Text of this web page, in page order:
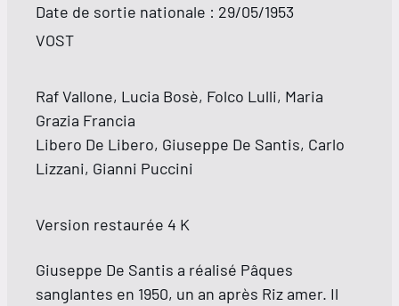
Date de sortie nationale : 29/05/1953
VOST
Raf Vallone, Lucia Bosè, Folco Lulli, Maria
Grazia Francia
Libero De Libero, Giuseppe De Santis, Carlo
Lizzani, Gianni Puccini
Version restaurée 4 K
Giuseppe De Santis a réalisé Pâques
sanglantes en 1950, un an après Riz amer. Il